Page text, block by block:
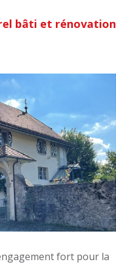
bâti et rénovation
fort pour la